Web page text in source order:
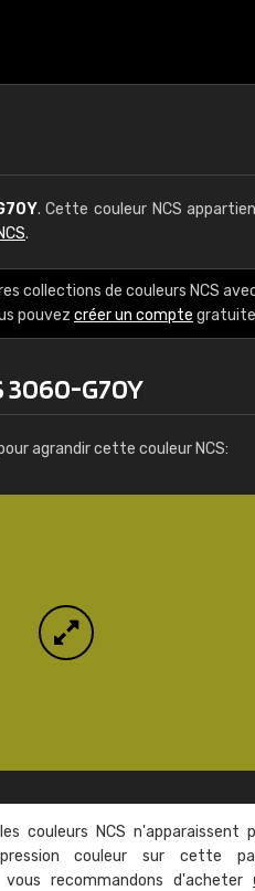
. Cette couleur NCS
.
collections de couleurs NCS
pouvez créer un compte
3060-G70Y
agrandir cette couleur NCS:
couleurs NCS n'apparaissent
couleur sur cette
recommandons d'acheter